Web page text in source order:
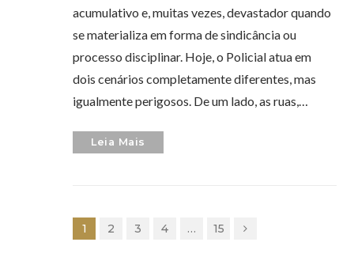
acumulativo e, muitas vezes, devastador quando
se materializa em forma de sindicância ou
processo disciplinar. Hoje, o Policial atua em
dois cenários completamente diferentes, mas
igualmente perigosos. De um lado, as ruas,…
Leia Mais
1 2 3 4 … 15